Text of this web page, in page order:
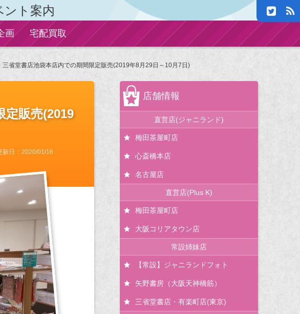
画 宅配買取
三省堂書店池袋本店内での期間限定販売(2019年8月29日～10月7日)
定販売(2019
新日 2020/01/16
店舗情報
直営店(ジャニランド)
梅田茶屋町店
心斎橋本店
名古屋店
直営店(Plus K)
梅田茶屋町店
大阪コリアタウン店
常設姉妹店
【常設】ジャニランドフォト
矢野書房（大阪天神橋筋）
三省堂書店・有楽町店(東京)